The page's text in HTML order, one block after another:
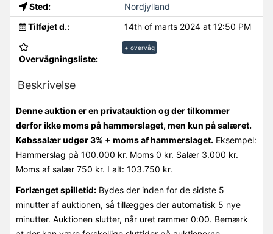
Sted:
Nordjylland
Tilføjet d.:
14th of marts 2024 at 12:50 PM
Overvågningsliste:
+ overvåg
Beskrivelse
Denne auktion er en privatauktion og der tilkommer
derfor ikke moms på hammerslaget, men kun på salæret.
Købssalær udgør 3% + moms af hammerslaget.Eksempel:
Hammerslag på 100.000 kr. Moms 0 kr. Salær 3.000 kr.
Moms af salær 750 kr. I alt: 103.750 kr.
Forlænget spilletid:Bydes der inden for de sidste 5
minutter af auktionen, så tillægges der automatisk 5 nye
minutter. Auktionen slutter, når uret rammer 0:00. Bemærk